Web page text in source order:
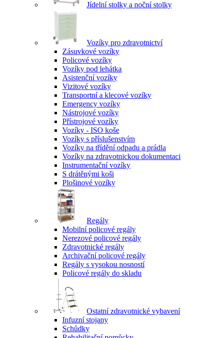
Jídelní stolky a noční stolky
Vozíky pro zdravotnictví
Zásuvkové vozíky
Policové vozíky
Vozíky pod lehátka
Asistenční vozíky
Vizitové vozíky
Transportní a klecové vozíky
Emergency vozíky
Nástrojové vozíky
Přístrojové vozíky
Vozíky - ISO koše
Vozíky s příslušenstvím
Vozíky na třídění odpadu a prádla
Vozíky na zdravotnickou dokumentaci
Instrumentační vozíky
S drátěnými koši
Plošinové vozíky
Regály
Mobilní policové regály
Nerezové policové regály
Zdravotnické regály
Archivační policové regály
Regály s vysokou nosností
Policové regály do skladu
Ostatní zdravotnické vybavení
Infuzní stojany
Schůdky